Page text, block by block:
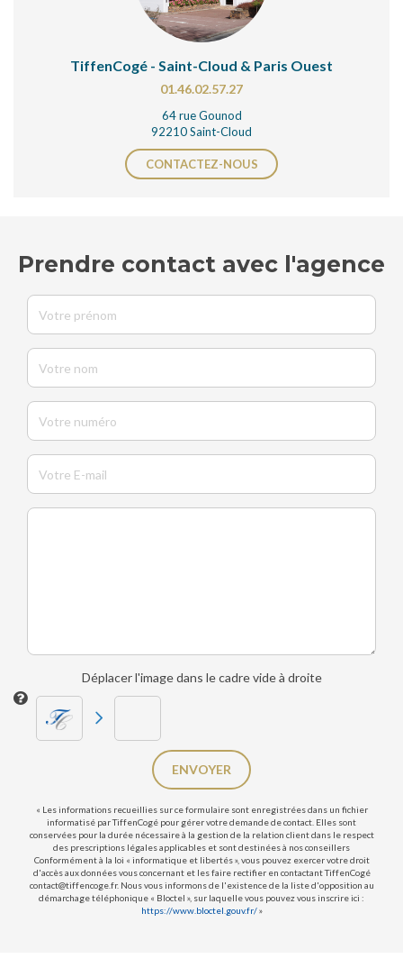
TiffenCogé - Saint-Cloud & Paris Ouest
01.46.02.57.27
64 rue Gounod
92210 Saint-Cloud
CONTACTEZ-NOUS
Prendre contact avec l'agence
Déplacer l'image dans le cadre vide à droite
ENVOYER
« Les informations recueillies sur ce formulaire sont enregistrées dans un fichier
informatisé par TiffenCogé pour gérer votre demande de contact. Elles sont
conservées pour la durée nécessaire à la gestion de la relation client dans le respect
des prescriptions légales applicables et sont destinées à nos conseillers
Conformément à la loi « informatique et libertés », vous pouvez exercer votre droit
d'accès aux données vous concernant et les faire rectifier en contactant TiffenCogé
contact@tiffencoge.fr. Nous vous informons de l'existence de la liste d'opposition au
démarchage téléphonique « Bloctel », sur laquelle vous pouvez vous inscrire ici :
https://www.bloctel.gouv.fr/»